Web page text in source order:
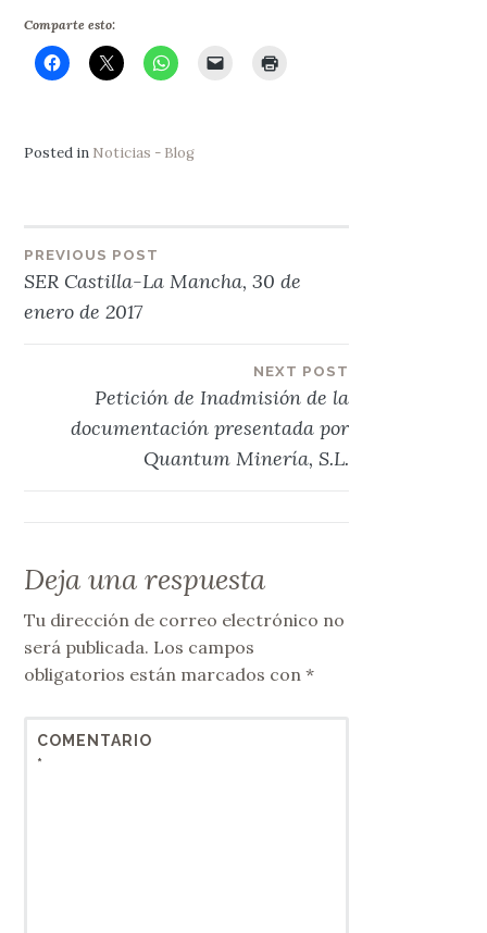
Comparte esto:
Posted in Noticias - Blog
Navegación
de
PREVIOUS POST
SER Castilla-La Mancha, 30 de
enero de 2017
NEXT POST
Petición de Inadmisión de la
documentación presentada por
Quantum Minería, S.L.
Deja una respuesta
Tu dirección de correo electrónico no
será publicada. Los campos
obligatorios están marcados con*
COMENTARIO
*